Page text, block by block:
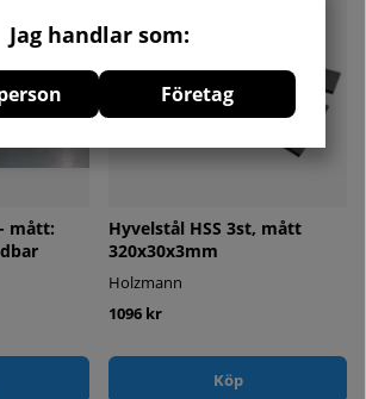
Jag handlar som:
Företag
mått:
Hyvelstål HSS 3st, mått
320x30x3mm
Holzmann
1096 kr
Köp